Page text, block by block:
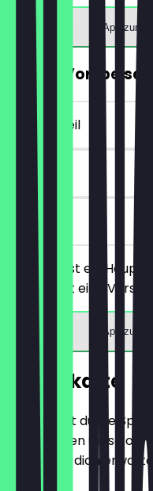
App zum
GRATIS Vorspeise
~6 € Vorteil
30 Tage
vor Ort
Du bestellst ein
bekommst eine
App zum
Speisekarte
Hier findest du die
aktualisieren sie so
weißt, was dich